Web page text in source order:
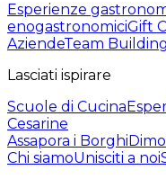
Esperienze
enogastronomiciGift
AziendeTeam Building
Lasciati ispirare
Scuole di Cucina
Cesarine
Assapora i Borghi
Chi siamoUnisciti a noi